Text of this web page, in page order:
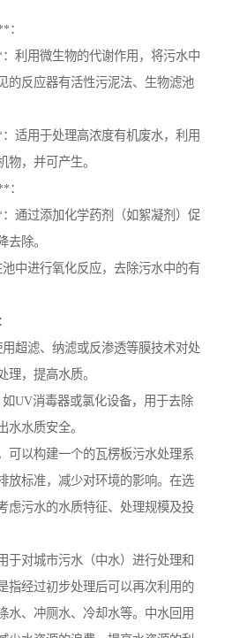
：
利用微生物的代谢作用，将污水中
的反应器有活性污泥法、生物滤池
适用于处理高浓度有机废水，利用
物，并可产生。
：
通过添加化学药剂（如絮凝剂）促
去除。
中进行氧化反应，去除污水中的有
超滤、纳滤或反渗透等膜技术对处
理，提高水质。
UV消毒器或氯化设备，用于去除
水水质安全。
可以构建一个的瓦楞板污水处理系
放标准，减少对环境的影响。在选
虑污水的水质特征、处理规模及投
于对城市污水（中水）进行处理和
指经过初步处理后可以再次利用的
水、冲厕水、冷却水等。中水回用